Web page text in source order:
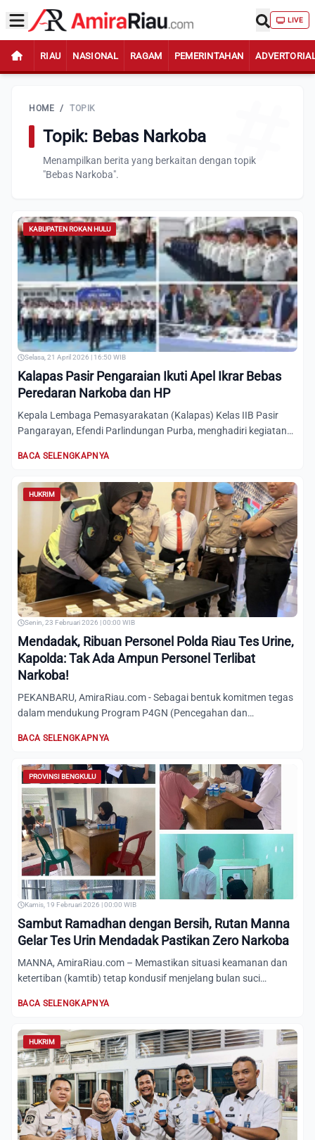
LIVE
RIAU NASIONAL RAGAM PEMERINTAHAN
HOME / TOPIK
Topik: Bebas Narkoba
Menampilkan berita yang berkaitan dengan topik
"Bebas Narkoba".
KABUPATEN ROKAN HULU
Selasa, 21 April 2026 | 16:50 WIB
Kalapas Pasir Pengaraian Ikuti Apel Ikrar Bebas
Peredaran Narkoba dan HP
Kepala Lembaga Pemasyarakatan (Kalapas) Kelas IIB Pasir
Pangarayan, Efendi Parlindungan Purba, menghadiri kegiatan
BACA SELENGKAPNYA
HUKRIM
Senin, 23 Februari 2026 | 00:00 WIB
Mendadak, Ribuan Personel Polda Riau Tes Urine,
Kapolda: Tak Ada Ampun Personel Terlibat
Narkoba!
PEKANBARU, AmiraRiau.com - Sebagai bentuk komitmen tegas
dalam mendukung Program P4GN (Pencegahan dan
BACA SELENGKAPNYA
PROVINSI BENGKULU
Kamis, 19 Februari 2026 | 00:00 WIB
Sambut Ramadhan dengan Bersih, Rutan Manna
Gelar Tes Urin Mendadak Pastikan Zero Narkoba
MANNA, AmiraRiau.com – Memastikan situasi keamanan dan
ketertiban (kamtib) tetap kondusif menjelang bulan suci
BACA SELENGKAPNYA
HUKRIM